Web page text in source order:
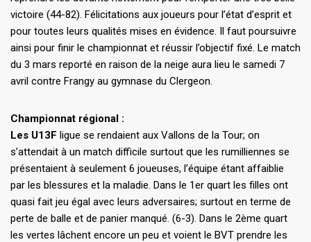
victoire (44-82). Félicitations aux joueurs pour l’état d’esprit et
pour toutes leurs qualités mises en évidence. Il faut poursuivre
ainsi pour finir le championnat et réussir l’objectif fixé. Le match
du 3 mars reporté en raison de la neige aura lieu le samedi 7
avril contre Frangy au gymnase du Clergeon.
Championnat régional :
Les U13F ligue se rendaient aux Vallons de la Tour; on
s’attendait à un match difficile surtout que les rumilliennes se
présentaient à seulement 6 joueuses, l’équipe étant affaiblie
par les blessures et la maladie. Dans le 1er quart les filles ont
quasi fait jeu égal avec leurs adversaires; surtout en terme de
perte de balle et de panier manqué. (6-3). Dans le 2ème quart
les vertes lâchent encore un peu et voient le BVT prendre les